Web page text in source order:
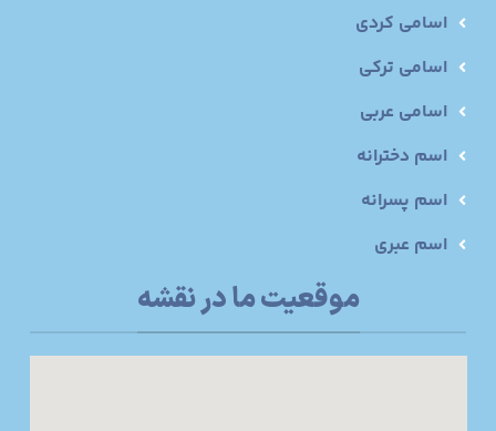
اسامی کردی
اسامی ترکی
اسامی عربی
اسم دخترانه
اسم پسرانه
اسم عبری
موقعیت ما در نقشه